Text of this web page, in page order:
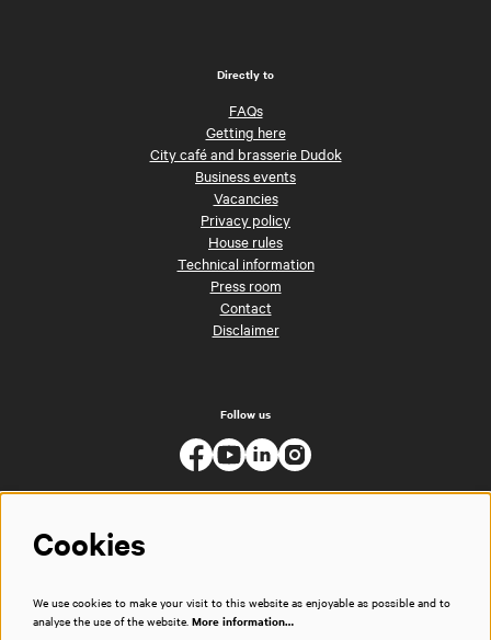
Directly to
FAQs
Getting here
City café and brasserie Dudok
Business events
Vacancies
Privacy policy
House rules
Technical information
Press room
Contact
Disclaimer
Follow us
Cookies
We use cookies to make your visit to this website as enjoyable as possible and to
analyse the use of the website. More information…